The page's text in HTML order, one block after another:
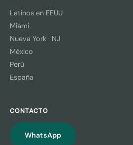
Latinos en EEUU
Miami
Nueva York · NJ
México
Perú
España
CONTACTO
WhatsApp